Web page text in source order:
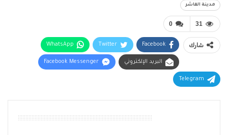
مدينة الفاشر
0 31
شارك Facebook
Twitter
WhatsApp
البريد الإلكتروني Facebook Messenger
Telegram